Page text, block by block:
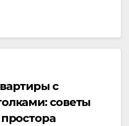
с
советы